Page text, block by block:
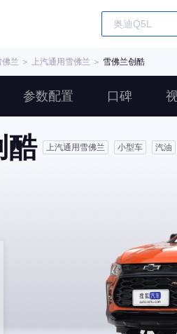
佛兰 ＞ 上汽通用雪佛兰 ＞ 雪佛兰创酷
参数配置 口碑
酷 上汽通用雪佛兰 小型车 汽油